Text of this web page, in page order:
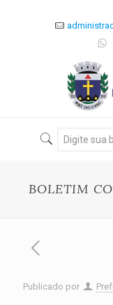
BOLETIM
Publicado por